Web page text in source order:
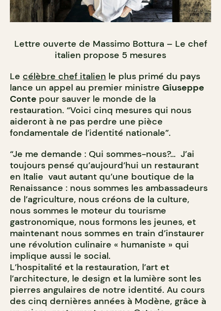
Lettre ouverte de Massimo Bottura – Le chef
italien propose 5 mesures
Le célèbre chef italien le plus primé du pays
lance un appel au premier ministre Giuseppe
Conte pour sauver le monde de la
restauration. “Voici cinq mesures qui nous
aideront à ne pas perdre une pièce
fondamentale de l’identité nationale”.
“Je me demande : Qui sommes-nous?… J’ai
toujours pensé qu’aujourd’hui un restaurant
en Italie vaut autant qu’une boutique de la
Renaissance : nous sommes les ambassadeurs
de l’agriculture, nous créons de la culture,
nous sommes le moteur du tourisme
gastronomique, nous formons les jeunes, et
maintenant nous sommes en train d’instaurer
une révolution culinaire « humaniste » qui
implique aussi le social.
L’hospitalité et la restauration, l’art et
l’architecture, le design et la lumière sont les
pierres angulaires de notre identité. Au cours
des cinq dernières années à Modène, grâce à